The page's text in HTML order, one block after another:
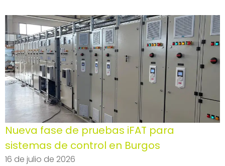
Nueva fase de pruebas iFAT para
sistemas de control en Burgos
16 de julio de 2026